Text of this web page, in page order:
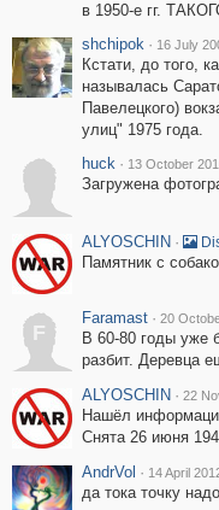
в 1950-е гг.
shchipok · 16 July
Кстати, до того,
называлась
Павелецкого)
улиц" 1975 года.
huck · 13 October
Загружена
ALYOSCHIN ·
Памятник с
F
Faramast · 20
В 60-80 годы уже
разбит. Деревца
ALYOSCHIN · 22
Нашёл
Снята 26 июня
AndrVol · 14 April
да тока точку